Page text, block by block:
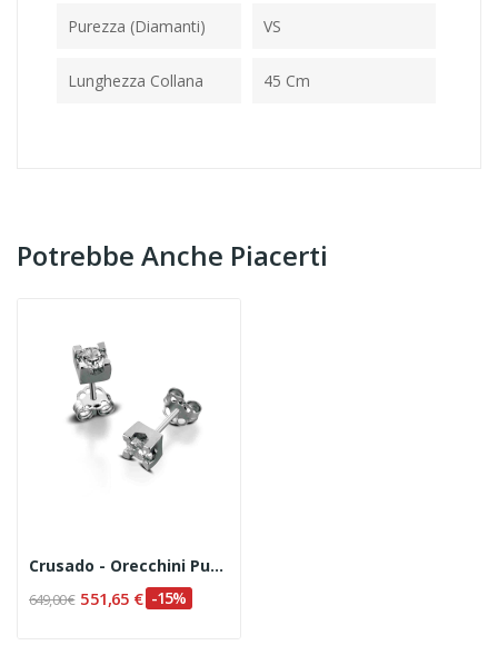
Purezza (Diamanti) VS
Lunghezza Collana 45 Cm
Potrebbe Anche Piacerti
Crusado - Orecchini Punto Luce Con Diamanti...
649,00 € 551,65 € -15%